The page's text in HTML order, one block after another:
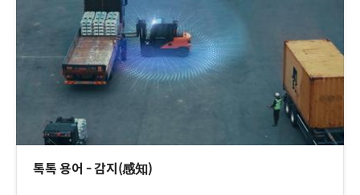
톡톡 용어 - 감지(感知)